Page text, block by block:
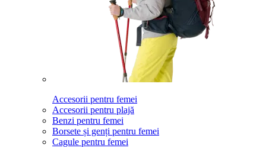
Accesorii pentru femei
Accesorii pentru plajă
Benzi pentru femei
Borsete și genți pentru femei
Cagule pentru femei